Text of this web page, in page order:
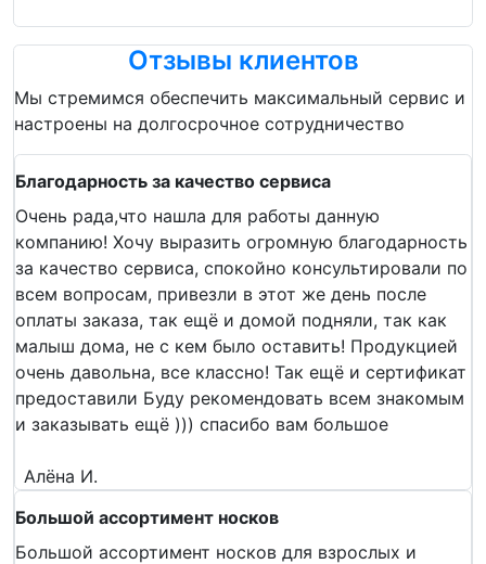
Отзывы клиентов
Мы стремимся обеспечить максимальный сервис и
настроены на долгосрочное сотрудничество
Благодарность за качество сервиса
Очень рада,что нашла для работы данную
компанию! Хочу выразить огромную благодарность
за качество сервиса, спокойно консультировали по
всем вопросам, привезли в этот же день после
оплаты заказа, так ещё и домой подняли, так как
малыш дома, не с кем было оставить! Продукцией
очень давольна, все классно! Так ещё и сертификат
предоставили Буду рекомендовать всем знакомым
и заказывать ещё ))) спасибо вам большое
Алёна И.
Большой ассортимент носков
Большой ассортимент носков для взрослых и